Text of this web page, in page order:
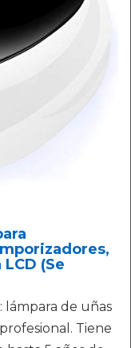
(Se
lámpara de uñas
Tiene